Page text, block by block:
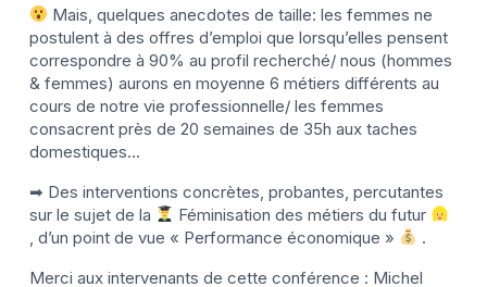
Mais, quelques anecdotes de taille: les femmes ne
postulent à des offres d’emploi que lorsqu’elles pensent
correspondre à 90% au profil recherché/ nous (hommes
& femmes) aurons en moyenne 6 métiers différents au
cours de notre vie professionnelle/ les femmes
consacrent près de 20 semaines de 35h aux taches
domestiques…
➡ Des interventions concrètes, probantes, percutantes
sur le sujet de la
Féminisation des métiers du futur
, d’un point de vue « Performance économique »
.
Merci aux intervenants de cette conférence : Michel